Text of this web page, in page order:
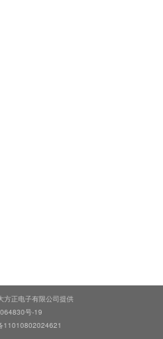
方正电子有限公司提供
号-19
11010802024621